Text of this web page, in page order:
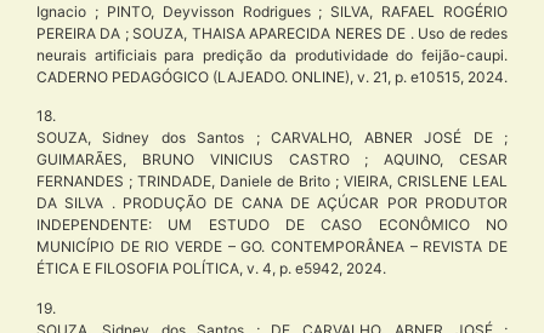
Ignacio ; PINTO, Deyvisson Rodrigues ; SILVA, RAFAEL ROGÉRIO
PEREIRA DA ; SOUZA, THAISA APARECIDA NERES DE . Uso de redes
neurais artificiais para predição da produtividade do feijão-caupi.
CADERNO PEDAGÓGICO (LAJEADO. ONLINE), v. 21, p. e10515, 2024.
18.
SOUZA, Sidney dos Santos ; CARVALHO, ABNER JOSÉ DE ;
GUIMARÃES, BRUNO VINICIUS CASTRO ; AQUINO, CESAR
FERNANDES ; TRINDADE, Daniele de Brito ; VIEIRA, CRISLENE LEAL
DA SILVA . PRODUÇÃO DE CANA DE AÇÚCAR POR PRODUTOR
INDEPENDENTE: UM ESTUDO DE CASO ECONÔMICO NO
MUNICÍPIO DE RIO VERDE – GO. CONTEMPORÂNEA – REVISTA DE
ÉTICA E FILOSOFIA POLÍTICA, v. 4, p. e5942, 2024.
19.